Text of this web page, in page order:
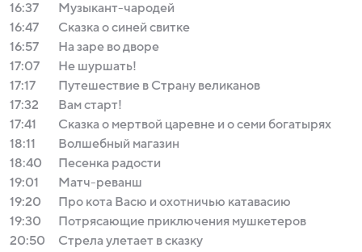
16:37
Музыкант-чародей
16:47
Сказка о синей свитке
16:57
На заре во дворе
17:07
Не шуршать!
17:17
Путешествие в Страну великанов
17:32
Вам старт!
17:41
Сказка о мертвой царевне и о семи богатырях
18:11
Волшебный магазин
18:40
Песенка радости
19:01
Матч-реванш
19:20
Про кота Васю и охотничью катавасию
19:30
Потрясающие приключения мушкетеров
20:50
Стрела улетает в сказку